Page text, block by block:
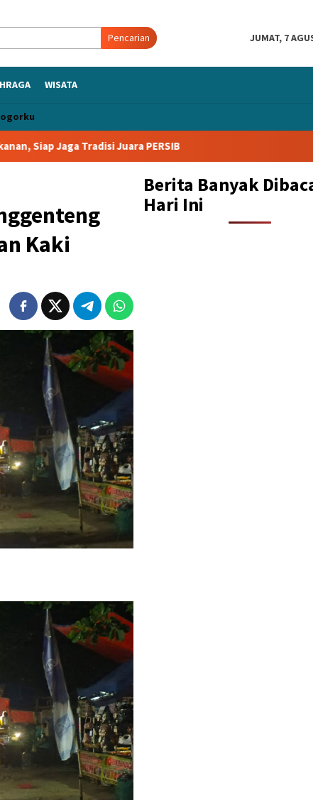
Pencarian JUMAT, 7
WISATA
Juara PERSIB
Kaki
Berita Banyak
Hari Ini